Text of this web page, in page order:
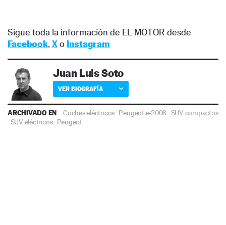
Sigue toda la información de EL MOTOR desde
Facebook, Xo Instagram
Juan Luis Soto
VER BIOGRAFÍA
ARCHIVADO EN Coches eléctricos ·Peugeot e-2008 ·SUV compactos
·SUV eléctricos· Peugeot